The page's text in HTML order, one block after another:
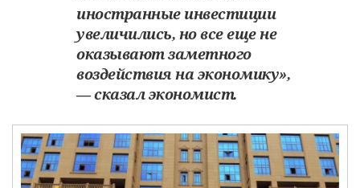
иностранные инвестиции
увеличились, но все еще не
оказывают заметного
воздействия на экономику»,
— сказал экономист.